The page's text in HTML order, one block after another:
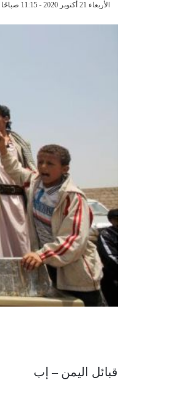
الأربعاء 21 أكتوبر 2020 - 11:15 صباحًا
قبائل اليمن – إب